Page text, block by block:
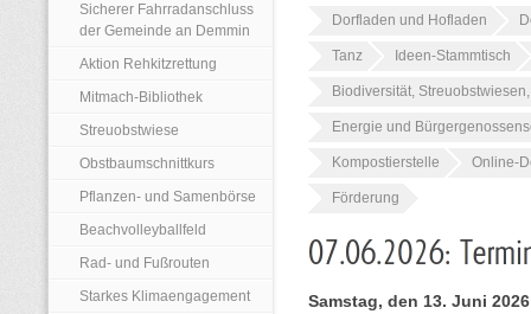
Sicherer Fahrradanschluss
der Gemeinde an Demmin
Aktion Rehkitzrettung
Mitmach-Bibliothek
Streuobstwiese
Obstbaumschnittkurs
Pflanzen- und Samenbörse
Beachvolleyballfeld
Rad- und Fußrouten
Starkes Klimaengagement
Dorfladen und Hofladen
Tanz Ideen-Stammtisch
Biodiversität,
Energie und
Kompostierstelle Online-
Förderung
Samstag, den 13. Juni